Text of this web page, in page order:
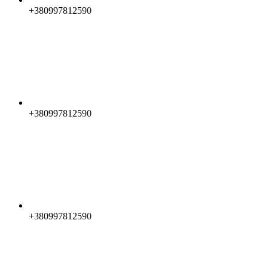
+380997812590
+380997812590
+380997812590